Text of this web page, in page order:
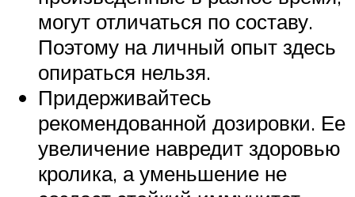
могут отличаться по составу.
Поэтому на личный опыт здесь
опираться нельзя.
Придерживайтесь
рекомендованной дозировки. Ее
увеличение навредит здоровью
кролика, а уменьшение не